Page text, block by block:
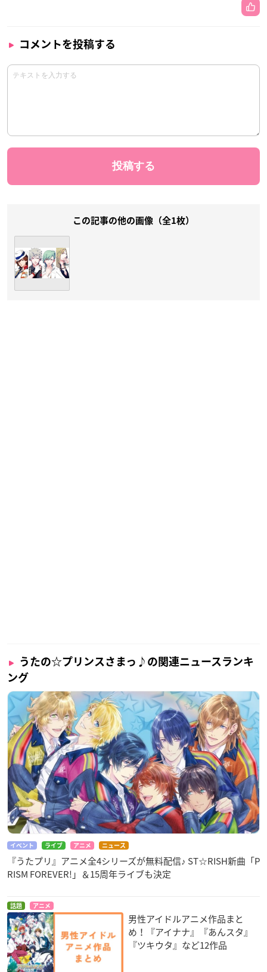
コメントを投稿する
この記事の他の画像（全1枚）
うたの☆プリンスさまっ♪の関連ニュースランキ
ング
イベント ライブ アニメ ニュース
『うたプリ』アニメ全4シリーズが無料配信♪ ST☆RISH新曲「P
RISM FOREVER!」＆15周年ライブも決定
話題 アニメ
男性アイドルアニメ作品まと
め！『アイナナ』『あんスタ』
『ツキウタ』など12作品